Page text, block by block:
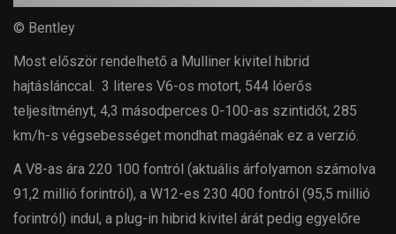
© Bentley
Most először rendelhető a Mulliner kivitel hibrid
hajtáslánccal. 3 literes V6-os motort, 544 lóerős
teljesítményt, 4,3 másodperces 0-100-as szintidőt, 285
km/h-s végsebességet mondhat magáénak ez a verzió.
A V8-as ára 220 100 fontról (aktuális árfolyamon számolva
91,2 millió forintról), a W12-es 230 400 fontról (95,5 millió
forintról) indul, a plug-in hibrid kivitel árát pedig egyelőre